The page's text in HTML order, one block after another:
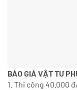
BÁO GIÁ VẬT TƯ
1. Thi công 40.000